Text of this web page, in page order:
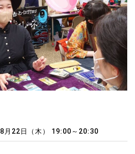
8月22日（木） 19:00～20:30